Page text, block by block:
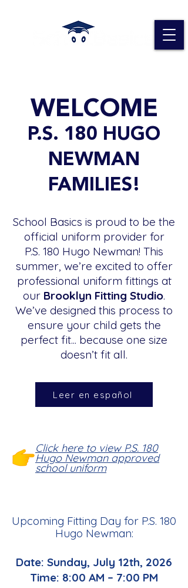
WELCOME
P.S. 180 HUGO
NEWMAN
FAMILIES!
School Basics is proud to be the
official uniform provider for
P.S. 180 Hugo Newman! This
summer, we’re excited to offer
professional uniform fittings at
our Brooklyn Fitting Studio.
We’ve designed this process to
ensure your child gets the
perfect fit... because one size
doesn’t fit all.
Leer en español
Click here to view P.S. 180
Hugo Newman approved
school uniform
Upcoming Fitting Day for P.S. 180
Hugo Newman:
Date: Sunday, July 12th, 2026
Time: 8:00 AM – 7:00 PM